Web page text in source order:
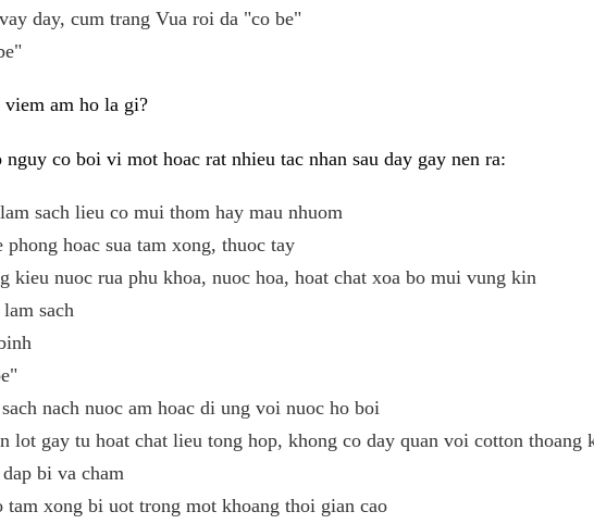
day, cum trang Vua roi da "co be"
viem am ho la gi?
nguy co boi vi mot hoac rat nhieu tac nhan sau day gay nen ra:
sach lieu co mui thom hay mau nhuom
phong hoac sua tam xong, thuoc tay
kieu nuoc rua phu khoa, nuoc hoa, hoat chat xoa bo mui vung kin
sach
nach nuoc am hoac di ung voi nuoc ho boi
lot gay tu hoat chat lieu tong hop, khong co day quan voi cotton thoang
bi va cham
tam xong bi uot trong mot khoang thoi gian cao